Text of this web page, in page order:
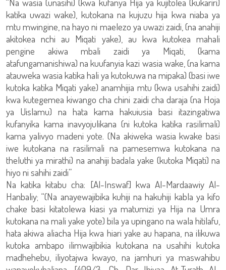
katika uwazi wake), kutokana na kujuzu hija kwa niaba ya
mtu mwingine, na hayo ni maelezo ya uwazi zaidi, (na anahiji
akitokea nchi au Miqati yake), au kwa kutokea mahali
pengine akiwa mbali zaidi ya Miqati, (kama
atafungamanishiwa) na kuufanyia kazi wasia wake, (na kama
atauweka wasia katika hali ya kutokuwa na mipaka) (basi iwe
kutoka katika Miqati yake) anamhijia mtu (kwa usahihi zaidi)
kwa kutegemea kiwango cha chini zaidi cha daraja (na Hoja
ya Uislamu) na hata kama hakuiusia basi itazingatiwa
kufanyika kama inavyojulikana (ni kutoka katika rasilimali)
kama yalivyo madeni yote. (Na akiweka wasia kwake basi
iwe kutokana na rasilimali na pamesemwa kutokana na
theluthi ya mirathi) na anahiji badala yake (kutoka Miqati) na
hiyo ni sahihi zaidi”
Na katika kitabu cha: [Al-Inswaf] kwa Al-Mardaawiy Al-
Hanbaliy; “(Na anayewajibika kuhiji na hakuhiji kabla ya kifo
chake basi kitatolewa kiasi ya matumizi ya Hija na Umra
kutokana na mali yake yote) bila ya upingano na wala hitilafu,
hata akiwa aliacha Hija kwa hiari yake au hapana, na ilikuwa
kutoka ambapo ilimwajibikia kutokana na usahihi kutoka
madhehebu, iliyotajwa kwayo, na jamhuri ya maswahibu